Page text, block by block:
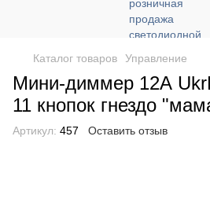
Каталог товаров Управление
Мини-диммер 12А
11 кнопок гнездо
Артикул: 457 Оставить отзыв